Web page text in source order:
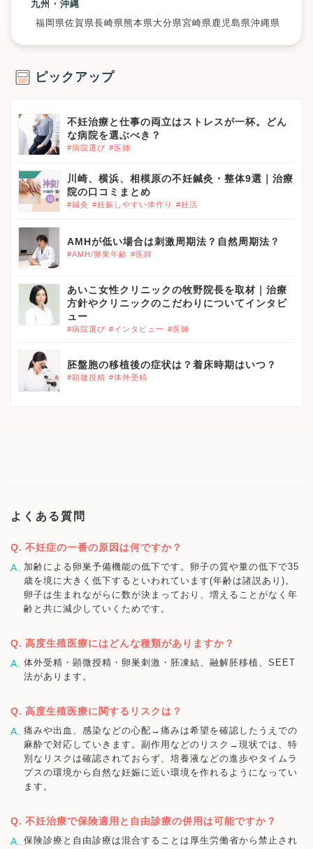
九州・沖縄
福岡県佐賀県長崎県 熊本県 大分県宮崎県 鹿児島県沖縄県
ピックアップ
不妊治療と仕事の両立はストレスが一杯。どん
な病院を選ぶべき？
#病院選び #医師
川崎、横浜、相模原の不妊鍼灸・整体9選｜治療
院の口コミまとめ
#鍼灸 #妊娠しやすい体作り #妊活
AMHが低い場合は刺激周期法？自然周期法？
#AMH/卵巣年齢 #医師
あいこ女性クリニックの牧野院長を取材｜治療
方針やクリニックのこだわりについてインタビ
ュー
#病院選び #インタビュー #医師
胚盤胞の移植後の症状は？着床時期はいつ？
#顕微授精 #体外受精
よくある質問
不妊症の一番の原因は何ですか？
加齢による卵巣予備機能の低下です。卵子の質や量の低下で35
歳を境に大きく低下するといわれています(年齢は諸説あり)。
卵子は生まれながらに数が決まっており、増えることがなく年
齢と共に減少していくためです。
高度生殖医療にはどんな種類がありますか？
体外受精・顕微授精・卵巣刺激・胚凍結、融解胚移植、SEET
法があります。
高度生殖医療に関するリスクは？
痛みや出血、感染などの心配→痛みは希望を確認したうえでの
麻酔で対応していきます。副作用などのリスク→現状では、特
別なリスクは確認されておらず、培養液などの進歩やタイムラ
プスの環境から自然な妊娠に近い環境を作れるようになってい
ます。
不妊治療で保険適用と自由診療の併用は可能ですか？
保険診療と自由診療は混合することは厚生労働省から禁止され